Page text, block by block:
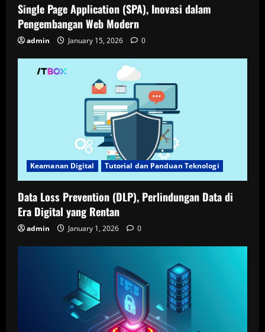
Single Page Application (SPA), Inovasi dalam
Pengembangan Web Modern
admin January 15, 2026 0
Keamanan Digital Tutorial dan Panduan Teknologi
Data Loss Prevention (DLP), Perlindungan Data di
Era Digital yang Rentan
admin January 1, 2026 0